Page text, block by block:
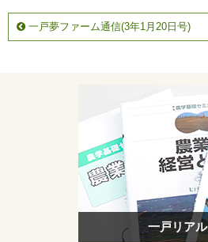
一戸夢ファーム通信(3年1月20日号)
一戸リアル